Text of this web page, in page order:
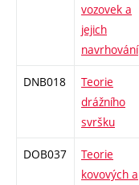
vozovek a
jejich
navrhování
DNB018
Teorie
drážního
svršku
DOB037
Teorie
kovových a